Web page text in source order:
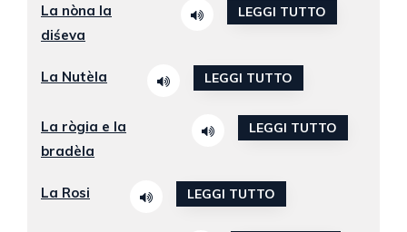
La nòna la
diśeva
LEGGI TUTTO
La Nutèla LEGGI TUTTO
La rògia e la
bradèla
LEGGI TUTTO
La Rosi LEGGI TUTTO